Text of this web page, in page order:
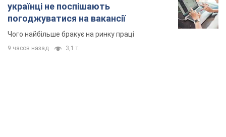
українці не поспішають
погоджуватися на вакансії
Чого найбільше бракує на ринку праці
9 часов назад 3,1 т.